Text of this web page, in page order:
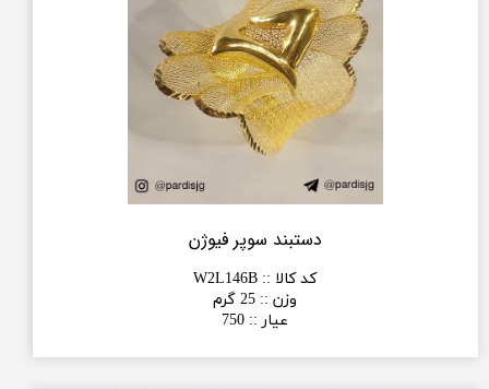
دستبند سوپر فیوژن
کد کالا ::
W2L146B
وزن :: 25 گرم
عیار ::
750